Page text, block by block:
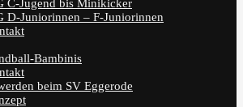
C-Jugend bis Minikicker
D-Juniorinnen – F-Juniorinnen
Bambinis
beim SV Eggerode